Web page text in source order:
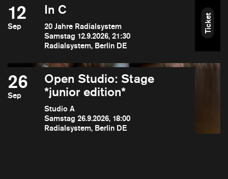
12
Sep
In C
20 Jahre Radialsystem
Samstag 12.9.2026, 21:30
Radialsystem, Berlin DE
Ticket
26
Sep
Open Studio: Stage
*junior edition*
Studio A
Samstag 26.9.2026, 18:00
Radialsystem, Berlin DE